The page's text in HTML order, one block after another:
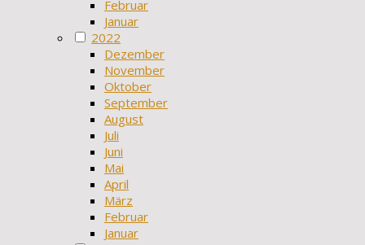
Februar
Januar
2022
Dezember
November
Oktober
September
August
Juli
Juni
Mai
April
März
Februar
Januar